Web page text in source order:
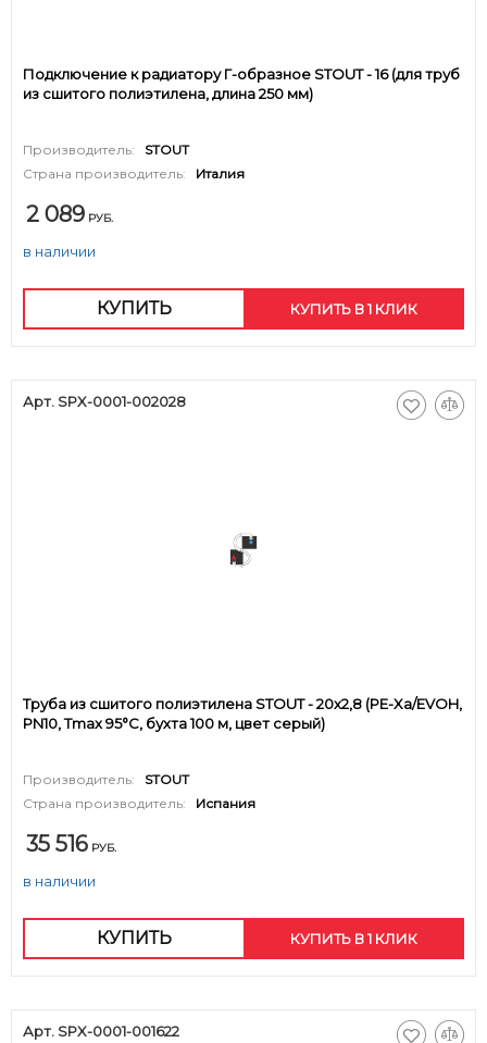
Подключение к радиатору Г-образное STOUT - 16 (для труб
из сшитого полиэтилена, длина 250 мм)
Производитель:
STOUT
Страна производитель:
Италия
2 089 РУБ.
в наличии
КУПИТЬ КУПИТЬ В 1 КЛИК
Арт. SPX-0001-002028
Труба из сшитого полиэтилена STOUT - 20x2,8 (PE-Xa/EVOH,
PN10, Tmax 95°C, бухта 100 м, цвет серый)
Производитель:
STOUT
Страна производитель:
Испания
35 516 РУБ.
в наличии
КУПИТЬ КУПИТЬ В 1 КЛИК
Арт. SPX-0001-001622